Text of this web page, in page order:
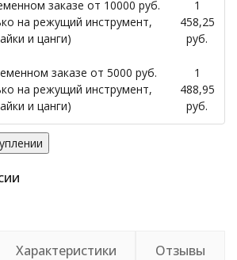
заказе от 10000 руб.
на режущий инструмент,
и цанги)
1
458,25
руб.
заказе от 5000 руб.
на режущий инструмент,
и цанги)
1
488,95
руб.
Характеристики Отзывы